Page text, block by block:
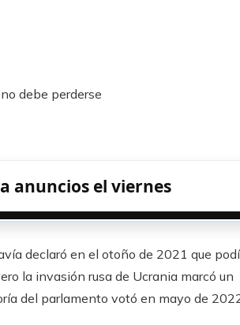
debe perderse
anuncios el viernes
declaró en el otoño de 2021 que
la invasión rusa de Ucrania marcó un
del parlamento votó en mayo de